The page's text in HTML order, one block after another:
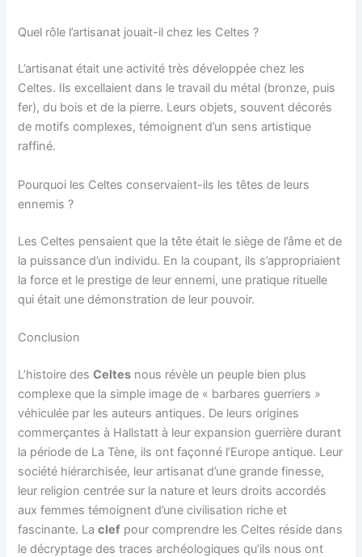
Quel rôle l’artisanat jouait-il chez les Celtes ?
L’artisanat était une activité très développée chez les
Celtes. Ils excellaient dans le travail du métal (bronze, puis
fer), du bois et de la pierre. Leurs objets, souvent décorés
de motifs complexes, témoignent d’un sens artistique
raffiné.
Pourquoi les Celtes conservaient-ils les têtes de leurs
ennemis ?
Les Celtes pensaient que la tête était le siège de l’âme et de
la puissance d’un individu. En la coupant, ils s’appropriaient
la force et le prestige de leur ennemi, une pratique rituelle
qui était une démonstration de leur pouvoir.
Conclusion
L’histoire desCeltes nous révèle un peuple bien plus
complexe que la simple image de « barbares guerriers »
véhiculée par les auteurs antiques. De leurs origines
commerçantes à Hallstatt à leur expansion guerrière durant
la période de La Tène, ils ont façonné l’Europe antique. Leur
société hiérarchisée, leur artisanat d’une grande finesse,
leur religion centrée sur la nature et leurs droits accordés
aux femmes témoignent d’une civilisation riche et
fascinante. Laclef pour comprendre les Celtes réside dans
le décryptage des traces archéologiques qu’ils nous ont